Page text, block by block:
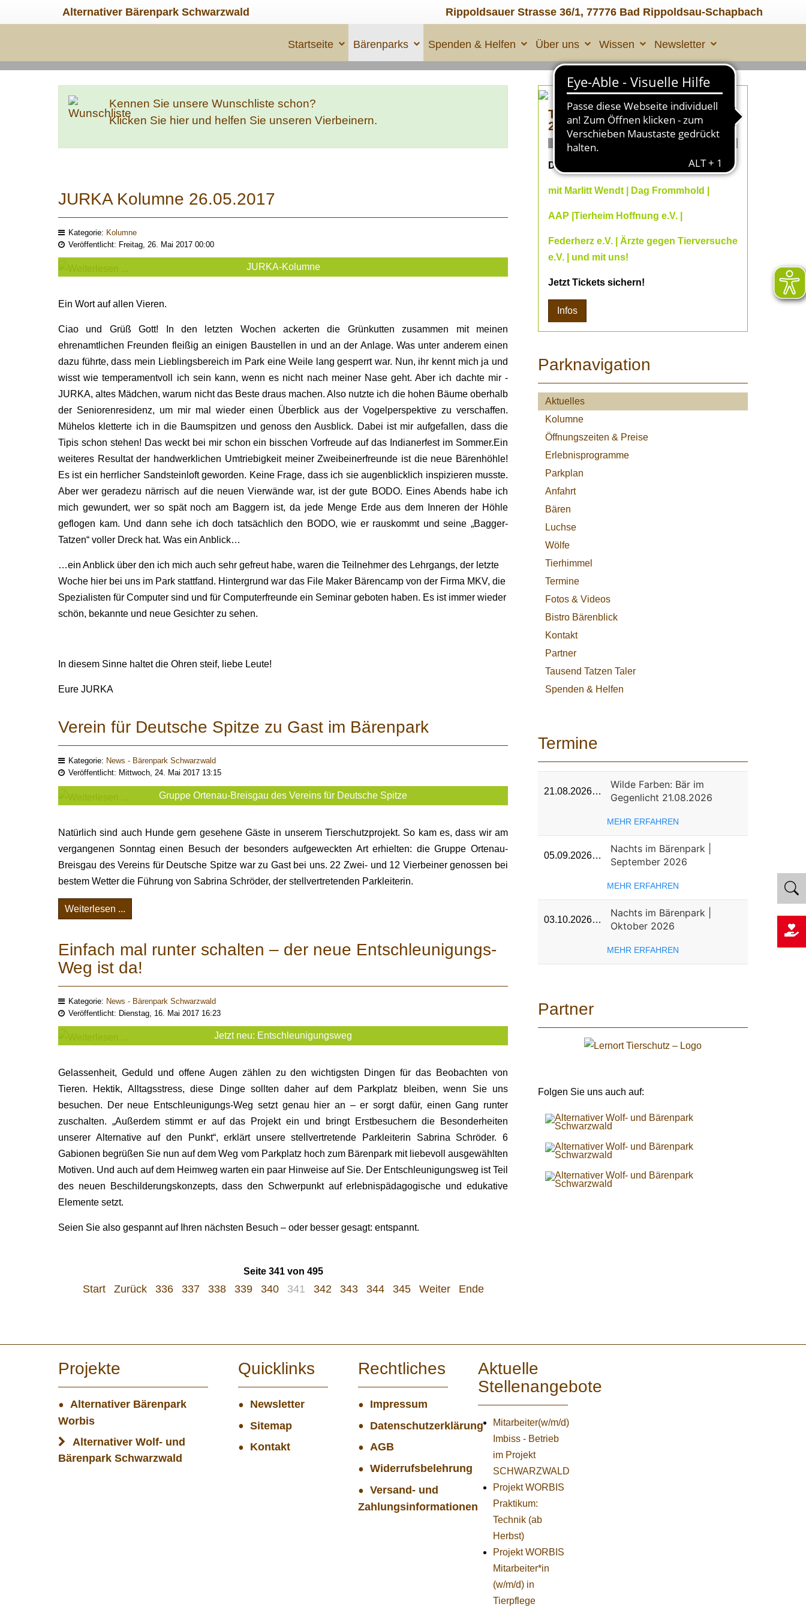
Alternativer Bärenpark Schwarzwald Rippoldsauer Strasse 36/1, 77776 Bad Rippoldsau-Schapbach
Startseite Bärenparks Spenden & Helfen Über uns Wissen Newsletter
Kennen Sie unsere Wunschliste schon?
Klicken Sie hier und helfen Sie unseren Vierbeinern.
JURKA Kolumne 26.05.2017
Kategorie: Kolumne
Veröffentlicht: Freitag, 26. Mai 2017 00:00
JURKA-Kolumne
Ein Wort auf allen Vieren.
Ciao und Grüß Gott! In den letzten Wochen ackerten die Grünkutten zusammen mit meinen
ehrenamtlichen Freunden fleißig an einigen Baustellen in und an der Anlage. Was unter anderem einen
dazu führte, dass mein Lieblingsbereich im Park eine Weile lang gesperrt war. Nun, ihr kennt mich ja und
wisst wie temperamentvoll ich sein kann, wenn es nicht nach meiner Nase geht. Aber ich dachte mir -
JURKA, altes Mädchen, warum nicht das Beste draus machen. Also nutzte ich die hohen Bäume oberhalb
der Seniorenresidenz, um mir mal wieder einen Überblick aus der Vogelperspektive zu verschaffen.
Mühelos kletterte ich in die Baumspitzen und genoss den Ausblick. Dabei ist mir aufgefallen, dass die
Tipis schon stehen! Das weckt bei mir schon ein bisschen Vorfreude auf das Indianerfest im Sommer.Ein
weiteres Resultat der handwerklichen Umtriebigkeit meiner Zweibeinerfreunde ist die neue Bärenhöhle!
Es ist ein herrlicher Sandsteinloft geworden. Keine Frage, dass ich sie augenblicklich inspizieren musste.
Aber wer geradezu närrisch auf die neuen Vierwände war, ist der gute BODO. Eines Abends habe ich
mich gewundert, wer so spät noch am Baggern ist, da jede Menge Erde aus dem Inneren der Höhle
geflogen kam. Und dann sehe ich doch tatsächlich den BODO, wie er rauskommt und seine „Bagger-
Tatzen“ voller Dreck hat. Was ein Anblick…
…ein Anblick über den ich mich auch sehr gefreut habe, waren die Teilnehmer des Lehrgangs, der letzte
Woche hier bei uns im Park stattfand. Hintergrund war das File Maker Bärencamp von der Firma MKV, die
Spezialisten für Computer sind und für Computerfreunde ein Seminar geboten haben. Es ist immer wieder
schön, bekannte und neue Gesichter zu sehen.
In diesem Sinne haltet die Ohren steif, liebe Leute!
Eure JURKA
Verein für Deutsche Spitze zu Gast im Bärenpark
Kategorie: News - Bärenpark Schwarzwald
Veröffentlicht: Mittwoch, 24. Mai 2017 13:15
Gruppe Ortenau-Breisgau des Vereins für Deutsche Spitze
Natürlich sind auch Hunde gern gesehene Gäste in unserem Tierschutzprojekt. So kam es, dass wir am
vergangenen Sonntag einen Besuch der besonders aufgeweckten Art erhielten: die Gruppe Ortenau-
Breisgau des Vereins für Deutsche Spitze war zu Gast bei uns. 22 Zwei- und 12 Vierbeiner genossen bei
bestem Wetter die Führung von Sabrina Schröder, der stellvertretenden Parkleiterin.
Weiterlesen ...
Einfach mal runter schalten – der neue Entschleunigungs-
Weg ist da!
Kategorie: News - Bärenpark Schwarzwald
Veröffentlicht: Dienstag, 16. Mai 2017 16:23
Jetzt neu: Entschleunigungsweg
Gelassenheit, Geduld und offene Augen zählen zu den wichtigsten Dingen für das Beobachten von
Tieren. Hektik, Alltagsstress, diese Dinge sollten daher auf dem Parkplatz bleiben, wenn Sie uns
besuchen. Der neue Entschleunigungs-Weg setzt genau hier an – er sorgt dafür, einen Gang runter
zuschalten. „Außerdem stimmt er auf das Projekt ein und bringt Erstbesuchern die Besonderheiten
unserer Alternative auf den Punkt“, erklärt unsere stellvertretende Parkleiterin Sabrina Schröder. 6
Gabionen begrüßen Sie nun auf dem Weg vom Parkplatz hoch zum Bärenpark mit liebevoll ausgewählten
Motiven. Und auch auf dem Heimweg warten ein paar Hinweise auf Sie. Der Entschleunigungsweg ist Teil
des neuen Beschilderungskonzepts, dass den Schwerpunkt auf erlebnispädagogische und edukative
Elemente setzt.
Seien Sie also gespannt auf Ihren nächsten Besuch – oder besser gesagt: entspannt.
Seite 341 von 495
Start Zurück 336 337 338 339 340 341 342 343 344 345 Weiter Ende
TIERLEID made in ÜBERALL
2
ONLINE Fachvorträge
Dein Online--Herbst 2026
mit Marlitt Wendt | Dag Frommhold |
AAP |Tierheim Hoffnung e.V. |
Federherz e.V. | Ärzte gegen Tierversuche
e.V. | und mit uns!
Jetzt Tickets sichern!
Infos
Parknavigation
Aktuelles
Kolumne
Öffnungszeiten & Preise
Erlebnisprogramme
Parkplan
Anfahrt
Bären
Luchse
Wölfe
Tierhimmel
Termine
Fotos & Videos
Bistro Bärenblick
Kontakt
Partner
Tausend Tatzen Taler
Spenden & Helfen
Termine
21.08.2026…
Wilde Farben: Bär im
Gegenlicht 21.08.2026
MEHR ERFAHREN
05.09.2026…
Nachts im Bärenpark |
September 2026
MEHR ERFAHREN
03.10.2026…
Nachts im Bärenpark |
Oktober 2026
MEHR ERFAHREN
Partner
Folgen Sie uns auch auf:
Projekte
Alternativer Bärenpark
Worbis
Alternativer Wolf- und
Bärenpark Schwarzwald
Quicklinks
Newsletter
Sitemap
Kontakt
Rechtliches
Impressum
Datenschutzerklärung
AGB
Widerrufsbelehrung
Versand- und
Zahlungsinformationen
Aktuelle
Stellenangebote
Mitarbeiter(w/m/d)
Imbiss - Betrieb
im Projekt
SCHWARZWALD
Projekt WORBIS
Praktikum:
Technik (ab
Herbst)
Projekt WORBIS
Mitarbeiter*in
(w/m/d) in
Tierpflege